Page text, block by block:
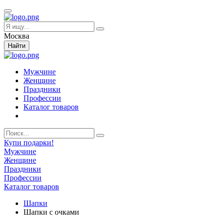
Москва
Найти
Мужчине
Женщине
Праздники
Профессии
Каталог товаров
Купи подарки!
Мужчине
Женщине
Праздники
Профессии
Каталог товаров
Шапки
Шапки с очками